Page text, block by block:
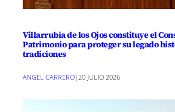
Villarrubia de los Ojos constituye el
Patrimonio para proteger su legado
tradiciones
ANGEL CARRERO|20 JULIO 2026